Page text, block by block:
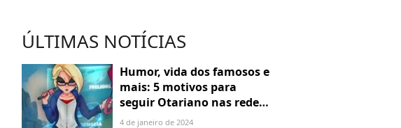
ÚLTIMAS NOTÍCIAS
Humor, vida dos famosos e
mais: 5 motivos para
seguir Otariano nas redes
sociais
4 de janeiro de 2024